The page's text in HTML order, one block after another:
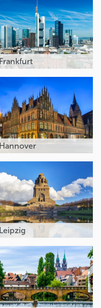
Frankfurt
Hannover
Leipzig